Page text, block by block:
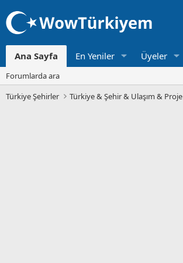
Ana Sayfa En Yeniler Üyeler
Forumlarda ara
Türkiye Şehirler
Türkiye & Şehir & Ulaşım & Proje